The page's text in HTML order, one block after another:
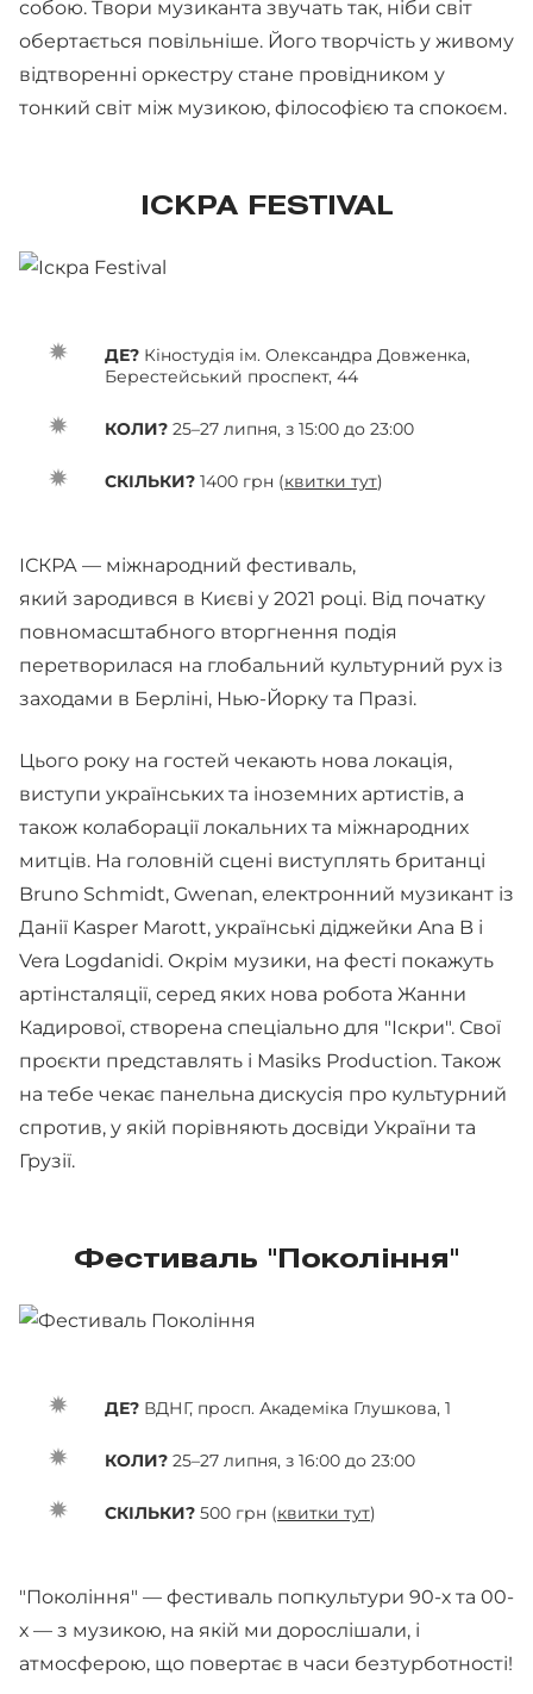
собою. Твори музиканта звучать так, ніби світ
обертається повільніше. Його творчість у живому
відтворенні оркестру стане провідником у
тонкий світ між музикою, філософією та спокоєм.
ICKPA FESTIVAL
ДЕ? Кіностудія ім. Олександра Довженка,
Берестейський проспект, 44
КОЛИ? 25–27 липня, з 15:00 до 23:00
СКІЛЬКИ? 1400 грн (квитки тут)
ІСКРА — міжнародний фестиваль,
який зародився в Києві у 2021 році. Від початку
повномасштабного вторгнення подія
перетворилася на глобальний культурний рух із
заходами в Берліні, Нью-Йорку та Празі.
Цього року на гостей чекають нова локація,
виступи українських та іноземних артистів, а
також колаборації локальних та міжнародних
митців. На головній сцені виступлять британці
Bruno Schmidt, Gwenan, електронний музикант із
Данії Kasper Marott, українські діджейки Ana B і
Vera Logdanidi. Окрім музики, на фесті покажуть
артінсталяції, серед яких нова робота Жанни
Кадирової, створена спеціально для "Іскри". Свої
проєкти представлять і Masiks Production. Також
на тебе чекає панельна дискусія про культурний
спротив, у якій порівняють досвіди України та
Грузії.
Фестиваль "Покоління"
ДЕ? ВДНГ, просп. Академіка Глушкова, 1
КОЛИ? 25–27 липня, з 16:00 до 23:00
СКІЛЬКИ? 500 грн (квитки тут)
"Покоління" — фестиваль попкультури 90-х та 00-
х — з музикою, на якій ми дорослішали, і
атмосферою, що повертає в часи безтурботності!